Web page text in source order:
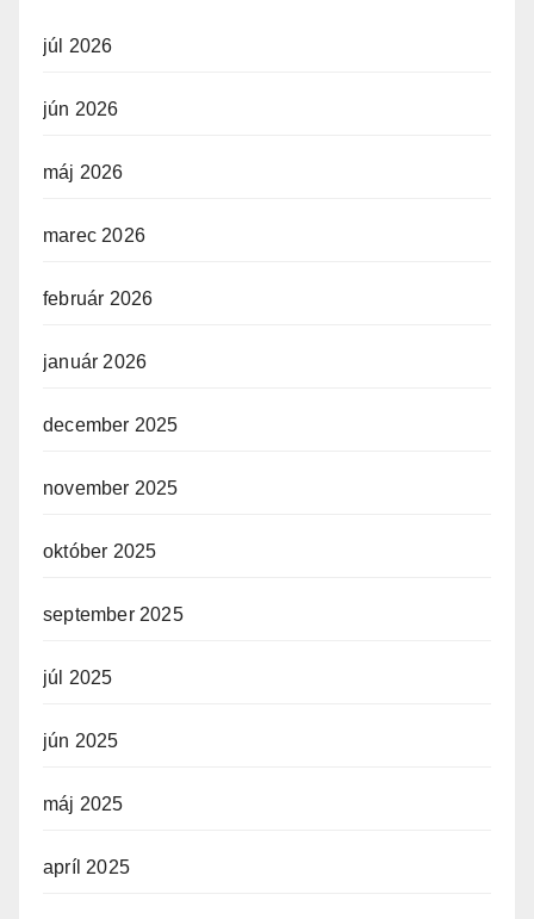
júl 2026
jún 2026
máj 2026
marec 2026
február 2026
január 2026
december 2025
november 2025
október 2025
september 2025
júl 2025
jún 2025
máj 2025
apríl 2025